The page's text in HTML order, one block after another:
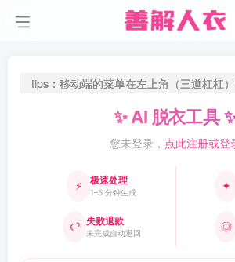
tips：移动端的菜单在左上角（三道杠杠
✨ AI 脱衣工具
您未登录， 点此注册或登
⚡ 极速处理
1–5 分钟生成 ✦
↩ 失败退款
未完成自动退回 ◎